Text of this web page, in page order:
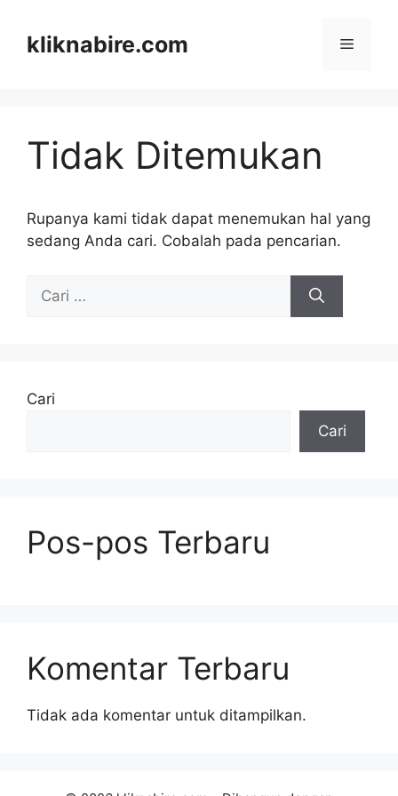
kliknabire.com Menu
Tidak Ditemukan
Rupanya kami tidak dapat menemukan hal yang
sedang Anda cari. Cobalah pada pencarian.
untuk:
Cari
Cari
Pos-pos Terbaru
Komentar Terbaru
Tidak ada komentar untuk ditampilkan.